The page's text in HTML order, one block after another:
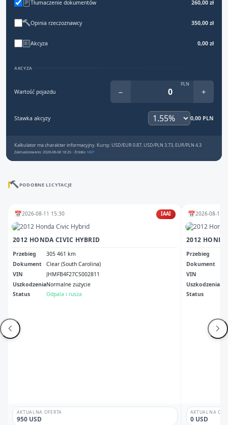
Tłumaczenie dokumentów 260,00 zł
Opinia rzeczoznawcy 350,00 zł
Akcyza 0,00 zł
AKCYZA
Wartość pojazdu −
PLN
+
Stawka akcyzy 0,00 PLN
Kalkulator ma charakter informacyjny. Kursy: USD/EUR 0.87, USD/PLN 3.73, EUR/PLN 4.3
Zaktualizowano: 2026-08-08 18:25 · Źródło: NBP
PODOBNE LICYTACJE
📅2026-08-11 15:30 IAAI
2012 HONDA CIVIC HYBRID
Przebieg
305 461 km
Dokument
Clear (South Carolina)
VIN
JHMFB4F27CS002811
UszkodzeniaNormalne zużycie
Status
Odpala i rusza
AKTUALNA OFERTA
950 USD
📅2026-08-10
2012
Przebieg
Dokument
VIN
Uszkodzenia
Status
AKTUALNA
0 USD